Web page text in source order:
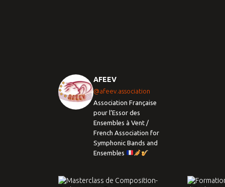
AFEEV
@afeev.association
Association Française
pour l’Essor des
Ensembles à Vent /
French Association for
Symphonic Bands and
Ensembles